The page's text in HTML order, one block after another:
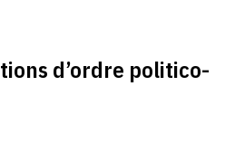
d’ordre politico-